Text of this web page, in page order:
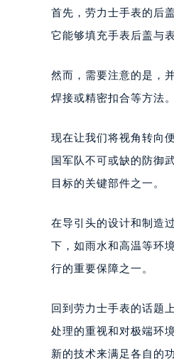
首先，劳力士手表的后
它能够填充手表后盖与
然而，需要注意的是，
焊接或精密扣合等方法
现在让我们将视角转向
国军队不可或缺的防御
目标的关键部件之一。
在导引头的设计和制造
下，如雨水和高温等环
行的重要保障之一。
回到劳力士手表的话题
处理的重视和对极端环
新的技术来满足各自的